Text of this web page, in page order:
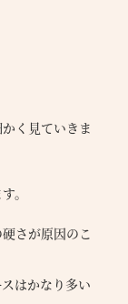
く見ていきま
。
さが原因のこ
はかなり多い